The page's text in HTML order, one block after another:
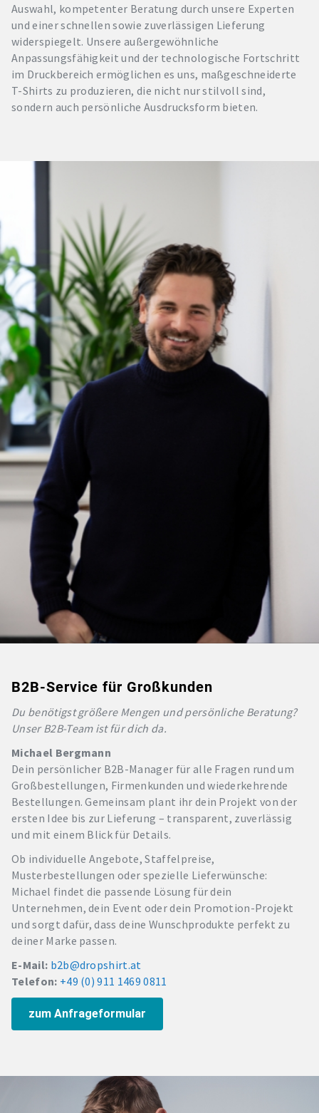
Auswahl, kompetenter Beratung durch unsere Experten
und einer schnellen sowie zuverlässigen Lieferung
widerspiegelt. Unsere außergewöhnliche
Anpassungsfähigkeit und der technologische Fortschritt
im Druckbereich ermöglichen es uns, maßgeschneiderte
T-Shirts zu produzieren, die nicht nur stilvoll sind,
sondern auch persönliche Ausdrucksform bieten.
B2B-Service für Großkunden
Du benötigst größere Mengen und persönliche Beratung?
Unser B2B-Team ist für dich da.
Michael Bergmann
Dein persönlicher B2B-Manager für alle Fragen rund um
Großbestellungen, Firmenkunden und wiederkehrende
Bestellungen. Gemeinsam plant ihr dein Projekt von der
ersten Idee bis zur Lieferung – transparent, zuverlässig
und mit einem Blick für Details.
Ob individuelle Angebote, Staffelpreise,
Musterbestellungen oder spezielle Lieferwünsche:
Michael findet die passende Lösung für dein
Unternehmen, dein Event oder dein Promotion-Projekt
und sorgt dafür, dass deine Wunschprodukte perfekt zu
deiner Marke passen.
E-Mail: b2b@dropshirt.at
Telefon: +49 (0) 911 1469 0811
zum Anfrageformular